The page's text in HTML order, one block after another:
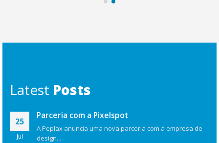
Latest Posts
25
Jul
Parceria com a Pixelspot
A Peplax anuncia uma nova parceria com a empresa de
design...